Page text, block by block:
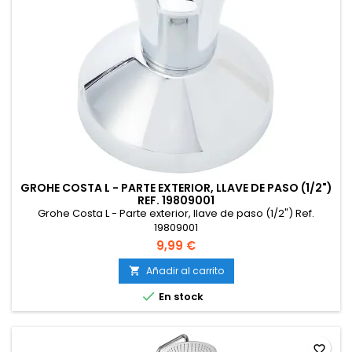
GROHE COSTA L - PARTE EXTERIOR, LLAVE DE PASO (1/2")
REF. 19809001
Grohe Costa L - Parte exterior, llave de paso (1/2") Ref.
19809001
9,99 €
 Añadir al carrito
 En stock
favorite_border